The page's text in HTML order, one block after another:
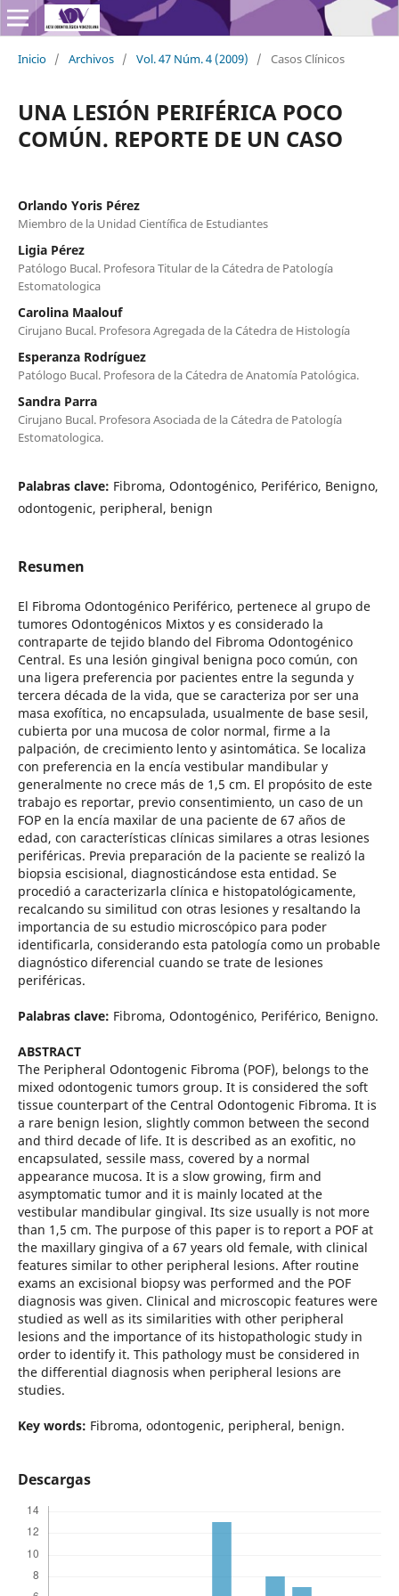
Inicio / Archivos / Vol. 47 Núm. 4 (2009) / Casos Clínicos
UNA LESIÓN PERIFÉRICA POCO
COMÚN. REPORTE DE UN CASO
Orlando Yoris Pérez
Miembro de la Unidad Científica de Estudiantes
Ligia Pérez
Patólogo Bucal. Profesora Titular de la Cátedra de Patología
Estomatologica
Carolina Maalouf
Cirujano Bucal. Profesora Agregada de la Cátedra de Histología
Esperanza Rodríguez
Patólogo Bucal. Profesora de la Cátedra de Anatomía Patológica.
Sandra Parra
Cirujano Bucal. Profesora Asociada de la Cátedra de Patología
Estomatologica.
Palabras clave: Fibroma, Odontogénico, Periférico, Benigno,
odontogenic, peripheral, benign
Resumen
El Fibroma Odontogénico Periférico, pertenece al grupo de
tumores Odontogénicos Mixtos y es considerado la
contraparte de tejido blando del Fibroma Odontogénico
Central. Es una lesión gingival benigna poco común, con
una ligera preferencia por pacientes entre la segunda y
tercera década de la vida, que se caracteriza por ser una
masa exofítica, no encapsulada, usualmente de base sesil,
cubierta por una mucosa de color normal, firme a la
palpación, de crecimiento lento y asintomática. Se localiza
con preferencia en la encía vestibular mandibular y
generalmente no crece más de 1,5 cm. El propósito de este
trabajo es reportar, previo consentimiento, un caso de un
FOP en la encía maxilar de una paciente de 67 años de
edad, con características clínicas similares a otras lesiones
periféricas. Previa preparación de la paciente se realizó la
biopsia escisional, diagnosticándose esta entidad. Se
procedió a caracterizarla clínica e histopatológicamente,
recalcando su similitud con otras lesiones y resaltando la
importancia de su estudio microscópico para poder
identificarla, considerando esta patología como un probable
diagnóstico diferencial cuando se trate de lesiones
periféricas.
Palabras clave: Fibroma, Odontogénico, Periférico, Benigno.
ABSTRACT
The Peripheral Odontogenic Fibroma (POF), belongs to the
mixed odontogenic tumors group. It is considered the soft
tissue counterpart of the Central Odontogenic Fibroma. It is
a rare benign lesion, slightly common between the second
and third decade of life. It is described as an exofitic, no
encapsulated, sessile mass, covered by a normal
appearance mucosa. It is a slow growing, firm and
asymptomatic tumor and it is mainly located at the
vestibular mandibular gingival. Its size usually is not more
than 1,5 cm. The purpose of this paper is to report a POF at
the maxillary gingiva of a 67 years old female, with clinical
features similar to other peripheral lesions. After routine
exams an excisional biopsy was performed and the POF
diagnosis was given. Clinical and microscopic features were
studied as well as its similarities with other peripheral
lesions and the importance of its histopathologic study in
order to identify it. This pathology must be considered in
the differential diagnosis when peripheral lesions are
studies.
Key words: Fibroma, odontogenic, peripheral, benign.
Descargas